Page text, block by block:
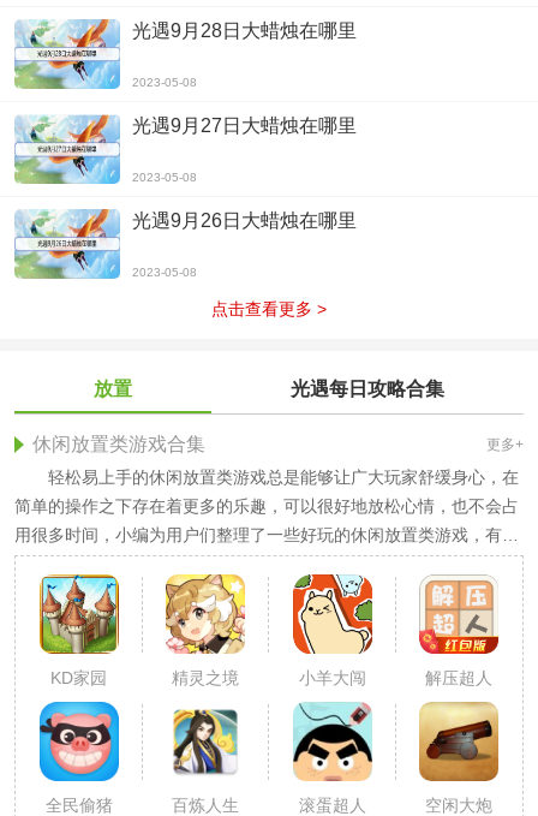
光遇9月28日大蜡烛在哪里
2023-05-08
光遇9月27日大蜡烛在哪里
2023-05-08
光遇9月26日大蜡烛在哪里
2023-05-08
点击查看更多 >
放置 光遇每日攻略合集
休闲放置类游戏合集 更多+
轻松易上手的休闲放置类游戏总是能够让广大玩家舒缓身心，在
简单的操作之下存在着更多的乐趣，可以很好地放松心情，也不会占
用很多时间，小编为用户们整理了一些好玩的休闲放置类游戏，有喜
欢的可以下载体验。
KD家园 精灵之境
小羊大闯
关
解压超人
全民偷猪 百炼人生 滚蛋超人 空闲大炮